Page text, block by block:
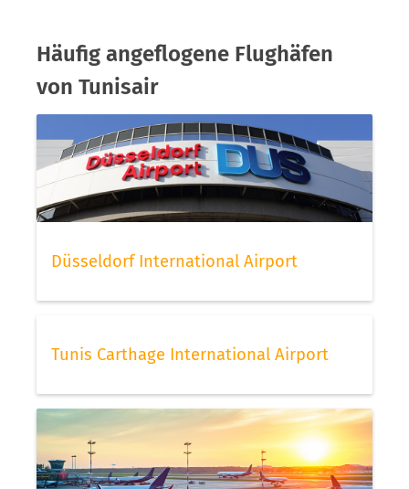
Häufig angeflogene Flughäfen
von Tunisair
Düsseldorf International Airport
Tunis Carthage International Airport